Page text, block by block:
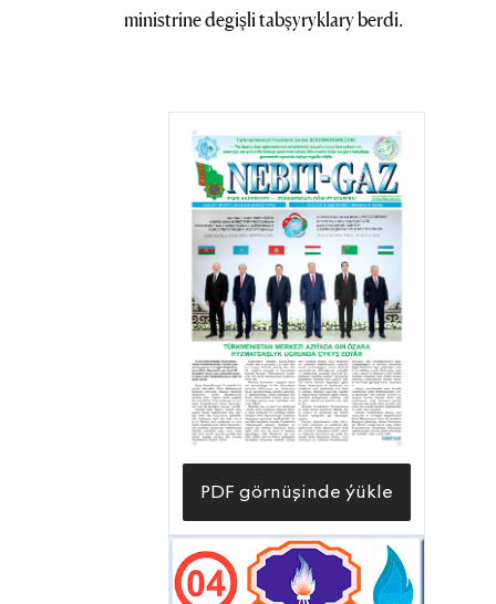
ministrine degişli tabşyryklary berdi.
PDF görnüşinde ýükle